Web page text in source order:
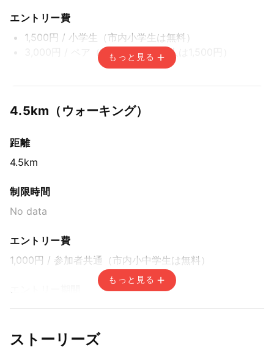
エントリー費
1,500円 / 小学生（市内小学生は無料）
3,000円 / ペア（市内小学生と成人は1,500円）
2026年6月1日(月) 0:00〜2026年8月4日(火) 14:59
窓口申込み＋市内小中学生申込み / 先着方式
2026年6月1日(月) 6:00〜2026年7月24日(金) 8:00
市内小中学生は参加料無料のため窓口申込のみの取り扱いとなります
2026年5月31日(日) 15:00〜2026年7月24日(金)
8:00
もっと見る
4.5km（ウォーキング）
距離
4.5km
制限時間
No data
エントリー費
1,000円 / 参加者共通（市内小中学生は無料）
エントリー期間
インターネット申込み / 先着方式
窓口申込み＋市内小中学生申込み / 先着方式
もっと見る
ストーリーズ